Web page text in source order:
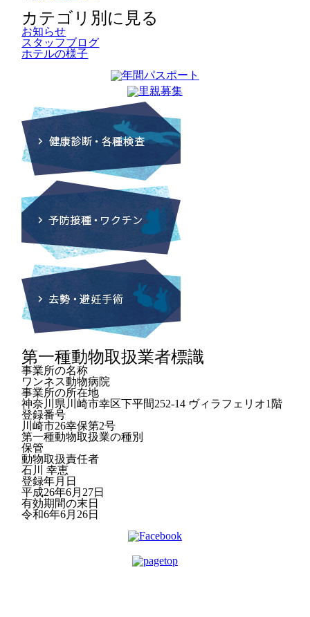
カテゴリ別に見る
お知らせ
スタッフブログ
ホテルの様子
第一種動物取扱業者標識
事業所の名称
ワンネス動物病院
事業所の所在地
神奈川県川崎市幸区下平間252-14 ヴィラフェリオ1階
登録番号
川崎市26幸保第2号
第一種動物取扱業の種別
保管
動物取扱責任者
石川 幸恵
登録年月日
平成26年6月27日
有効期間の末日
令和6年6月26日